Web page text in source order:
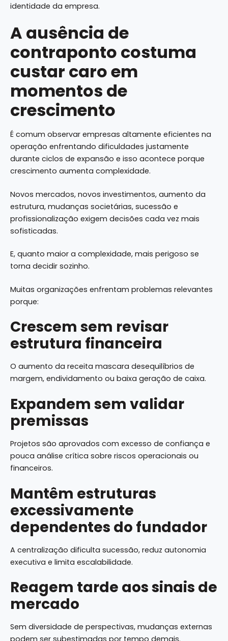
identidade da empresa.
A ausência de
contraponto costuma
custar caro em
momentos de
crescimento
É comum observar empresas altamente eficientes na
operação enfrentando dificuldades justamente
durante ciclos de expansão e isso acontece porque
crescimento aumenta complexidade.
Novos mercados, novos investimentos, aumento da
estrutura, mudanças societárias, sucessão e
profissionalização exigem decisões cada vez mais
sofisticadas.
E, quanto maior a complexidade, mais perigoso se
torna decidir sozinho.
Muitas organizações enfrentam problemas relevantes
porque:
Crescem sem revisar
estrutura financeira
O aumento da receita mascara desequilíbrios de
margem, endividamento ou baixa geração de caixa.
Expandem sem validar
premissas
Projetos são aprovados com excesso de confiança e
pouca análise crítica sobre riscos operacionais ou
financeiros.
Mantêm estruturas
excessivamente
dependentes do fundador
A centralização dificulta sucessão, reduz autonomia
executiva e limita escalabilidade.
Reagem tarde aos sinais de
mercado
Sem diversidade de perspectivas, mudanças externas